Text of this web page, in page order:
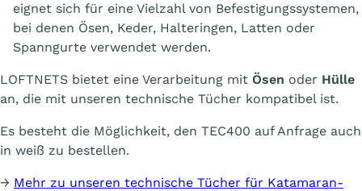
eignet sich für eine Vielzahl von Befestigungssystemen,
bei denen Ösen, Keder, Halteringen, Latten oder
Spanngurte verwendet werden.
LOFTNETS bietet eine Verarbeitung mit Ösen oder Hülle
an, die mit unseren technische Tücher kompatibel ist.
Es besteht die Möglichkeit, den TEC400 auf Anfrage auch
in weiß zu bestellen.
→ Mehr zu unseren technische Tücher für Katamaran-